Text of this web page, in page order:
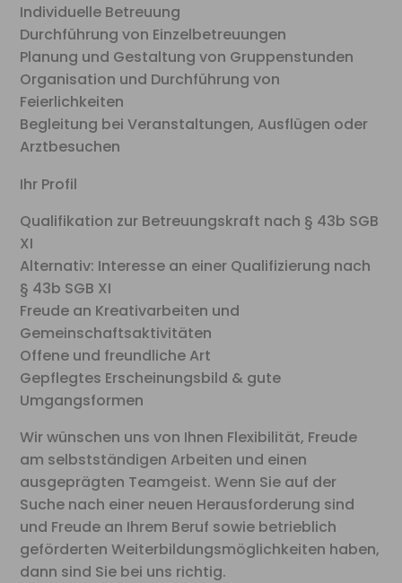
Individuelle Betreuung
Durchführung von Einzelbetreuungen
Planung und Gestaltung von Gruppenstunden
Organisation und Durchführung von
Feierlichkeiten
Begleitung bei Veranstaltungen, Ausflügen oder
Arztbesuchen
Ihr Profil
Qualifikation zur Betreuungskraft nach § 43b SGB
XI
Alternativ: Interesse an einer Qualifizierung nach
§ 43b SGB XI
Freude an Kreativarbeiten und
Gemeinschaftsaktivitäten
Offene und freundliche Art
Gepflegtes Erscheinungsbild & gute
Umgangsformen
Wir wünschen uns von Ihnen Flexibilität, Freude
am selbstständigen Arbeiten und einen
ausgeprägten Teamgeist. Wenn Sie auf der
Suche nach einer neuen Herausforderung sind
und Freude an Ihrem Beruf sowie betrieblich
geförderten Weiterbildungsmöglichkeiten haben,
dann sind Sie bei uns richtig.